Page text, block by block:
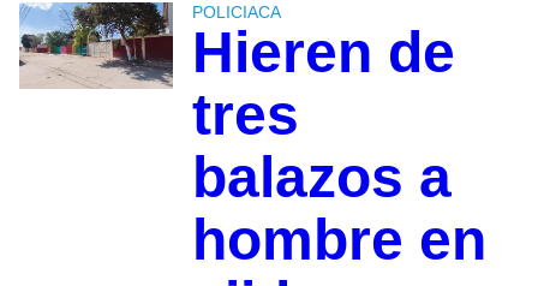
POLICIACA
Hieren de
tres
balazos a
hombre en